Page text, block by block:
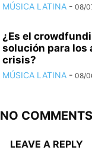
MÚSICA LATINA - 08/
¿Es el
solución para los
crisis?
MÚSICA LATINA - 08/
NO COMMENTS
LEAVE A REPLY